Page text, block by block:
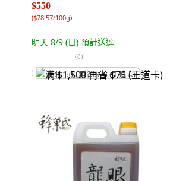
$550
($78.57/100g)
明天 8/9 (日) 預計送達
(8)
满 $1,500 再省 $75 (王道卡)